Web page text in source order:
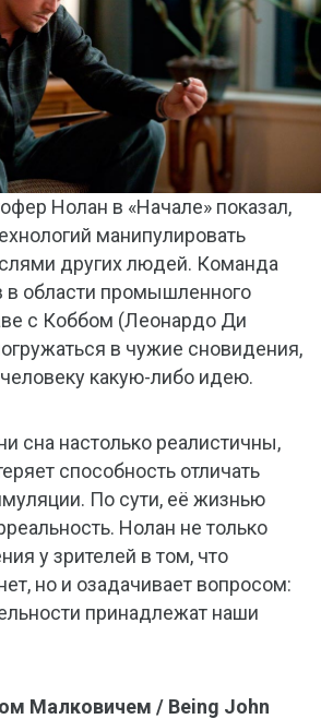
Нолан в «Начале» показал,
манипулировать
других людей. Команда
в области промышленного
с Коббом (Леонардо Ди
в чужие сновидения,
какую-либо идею.
сна настолько реалистичны,
способность отличать
По сути, её жизнью
Нолан не только
у зрителей в том, что
но и озадачивает вопросом:
принадлежат наши
Малковичем / Being John